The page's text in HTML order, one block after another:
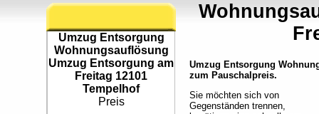
Umzug Entsorgung
Wohnungsauflösung
Umzug Entsorgung am
Freitag 12101
Tempelhof
Preis
Umzug Entsorgung
zum Pauschalpreis.
Sie möchten sich von
Gegenständen trennen,